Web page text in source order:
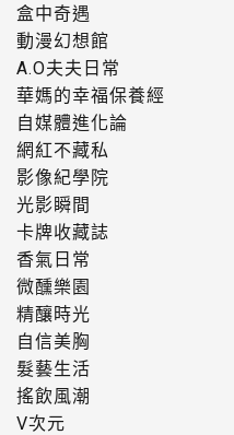
盒中奇遇
動漫幻想館
A.O夫夫日常
華媽的幸福保養經
自媒體進化論
網紅不藏私
影像紀學院
光影瞬間
卡牌收藏誌
香氣日常
微醺樂園
精釀時光
自信美胸
髮藝生活
搖飲風潮
V次元